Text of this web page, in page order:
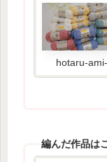
hotaru-
編んだ作品は